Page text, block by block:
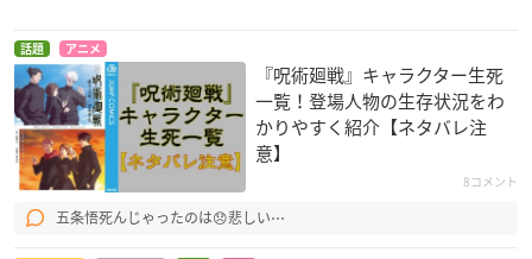
話題 アニメ
『呪術廻戦』キャラクター生死
一覧！登場人物の生存状況をわ
かりやすく紹介【ネタバレ注
意】
8コメント
五条悟死んじゃったのは😞悲しい⋯